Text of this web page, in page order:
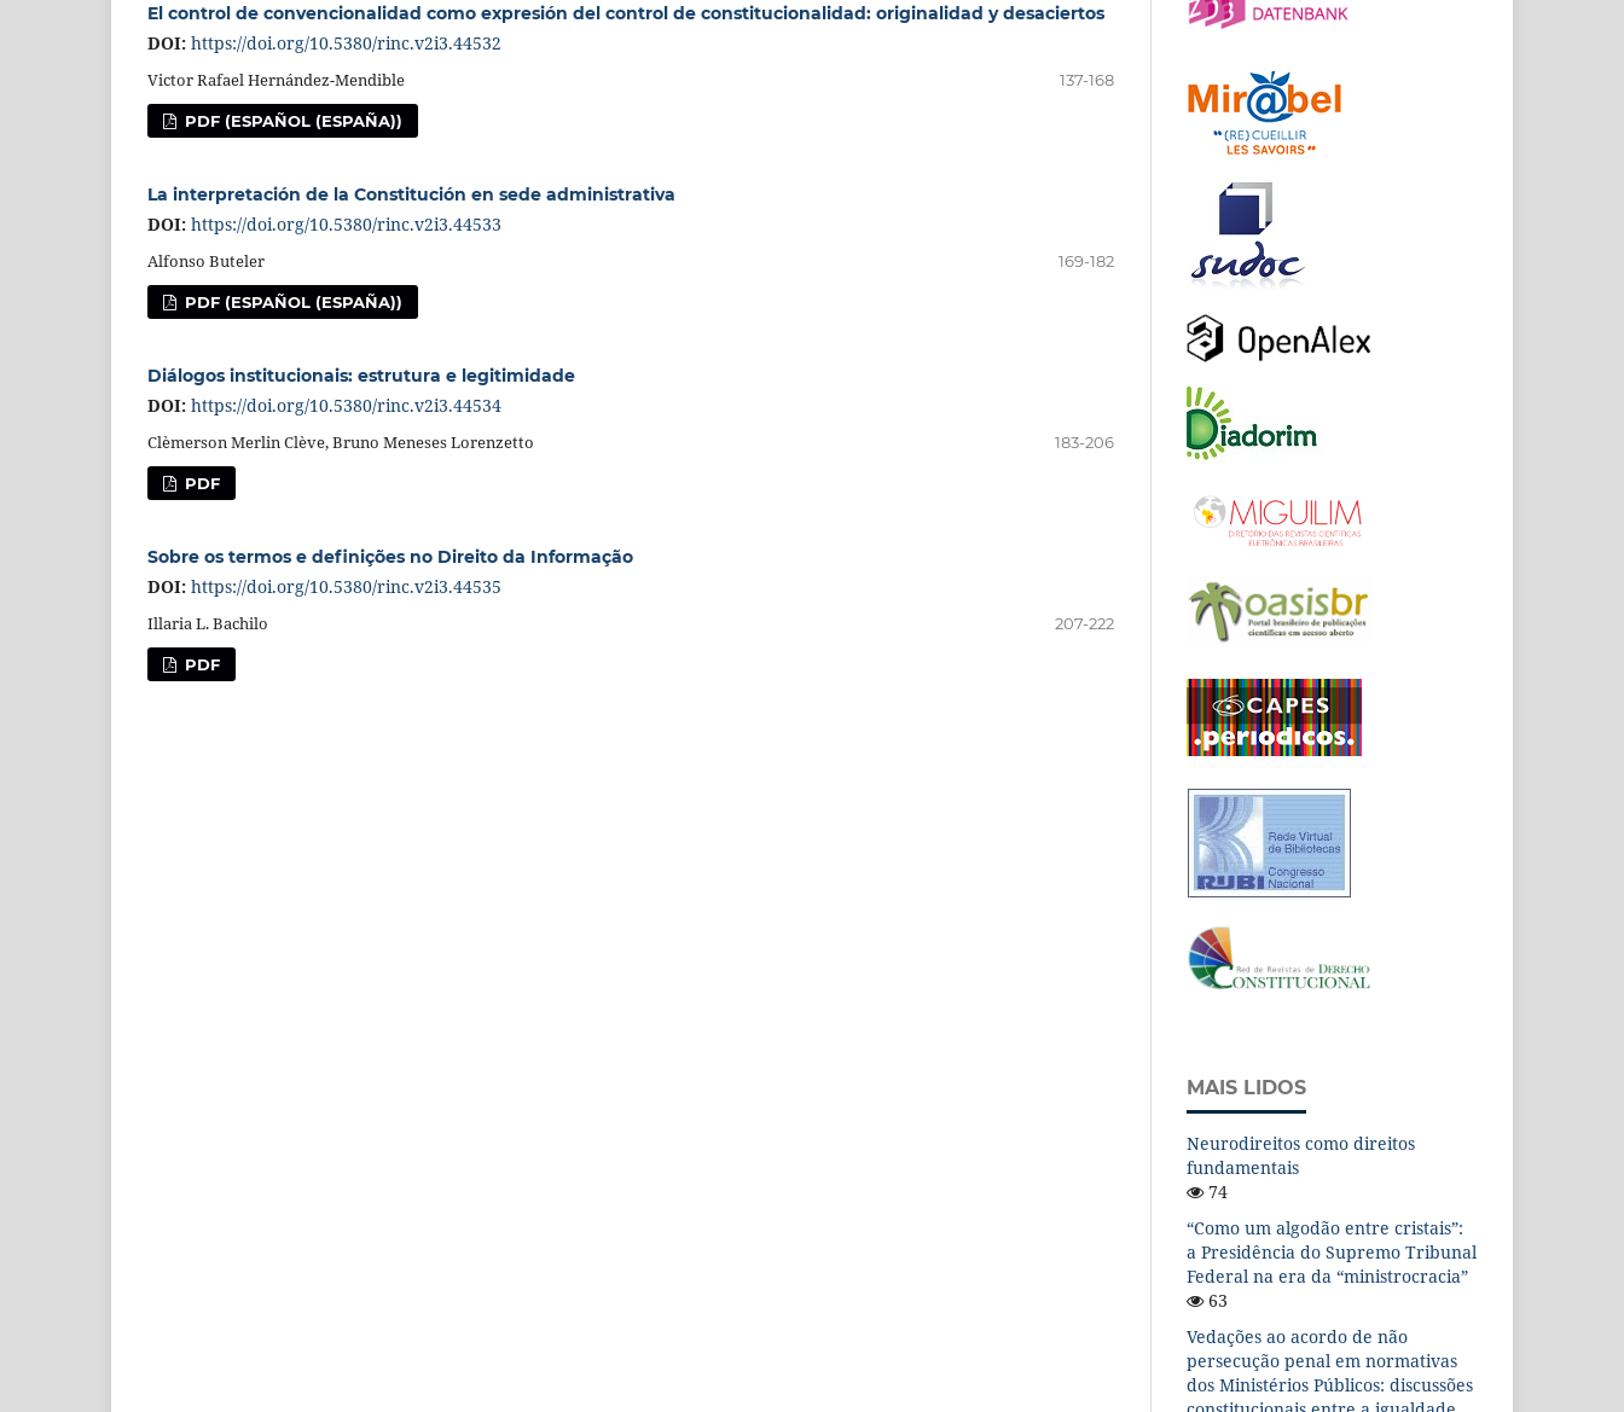
El control de convencionalidad como expresión del control de constitucionalidad: originalidad y desaciertos
DOI: https://doi.org/10.5380/rinc.v2i3.44532
Victor Rafael Hernández-Mendible 137-168
PDF (ESPAÑOL (ESPAÑA))
La interpretación de la Constitución en sede administrativa
DOI: https://doi.org/10.5380/rinc.v2i3.44533
Alfonso Buteler 169-182
PDF (ESPAÑOL (ESPAÑA))
Diálogos institucionais: estrutura e legitimidade
DOI: https://doi.org/10.5380/rinc.v2i3.44534
Clèmerson Merlin Clève, Bruno Meneses Lorenzetto 183-206
PDF
Sobre os termos e definições no Direito da Informação
DOI: https://doi.org/10.5380/rinc.v2i3.44535
Illaria L. Bachilo 207-222
PDF
MAIS LIDOS
Neurodireitos como direitos
fundamentais
74
“Como um algodão entre cristais”:
a Presidência do Supremo Tribunal
Federal na era da “ministrocracia”
63
Vedações ao acordo de não
persecução penal em normativas
dos Ministérios Públicos: discussões